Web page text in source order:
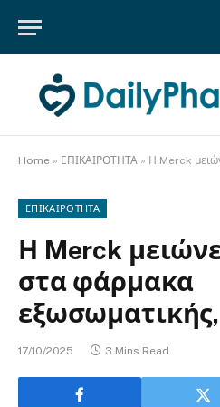
Home » ΕΠΙΚΑΙΡΟΤΗΤΑ » Η Merck μειώνει
ΕΠΙΚΑΙΡΟΤΗΤΑ
Η Merck
στα φάρμακα
17/10/2025 3 Mins Read